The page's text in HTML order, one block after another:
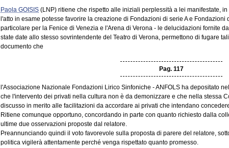
Paola GOISIS (LNP) ritiene che rispetto alle iniziali perplessità a lei manifestate,
l'atto in esame potesse favorire la creazione di Fondazioni di serie A e Fondazioni
particolare per la Fenice di Venezia e l'Arena di Verona - le delucidazioni fornite
state date allo stesso sovrintendente del Teatro di Verona, permettono di fugare
documento che
Pag. 117
l'Associazione Nazionale Fondazioni Lirico Sinfoniche - ANFOLS ha depositato
che l'intervento dei privati nella cultura non è da demonizzare e che nella stessa
discusso in merito alle facilitazioni da accordare ai privati che intendano
Ritiene comunque opportuno, concordando in parte con quanto richiesto dalla
ultime due osservazioni proposte dal relatore.
Preannunciando quindi il voto favorevole sulla proposta di parere del relatore,
politica vigilerà attentamente perché venga rispettato quanto promesso.